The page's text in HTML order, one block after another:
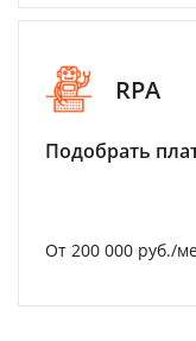
RPA
Подобрать
От 200 000 руб./